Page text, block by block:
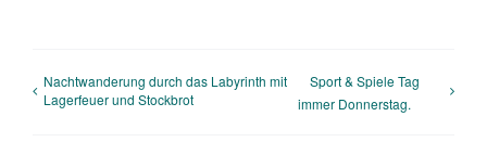
Nachtwanderung durch das Labyrinth mit
Lagerfeuer und Stockbrot
Sport & Spiele Tag
immer Donnerstag.